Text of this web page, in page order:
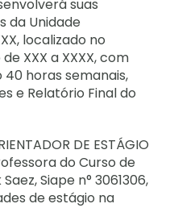
suas
da Unidade
localizado no
XXX a XXXX, com
horas semanais,
e Relatório Final do
DE ESTÁGIO
do Curso de
Siape n° 3061306,
de estágio na